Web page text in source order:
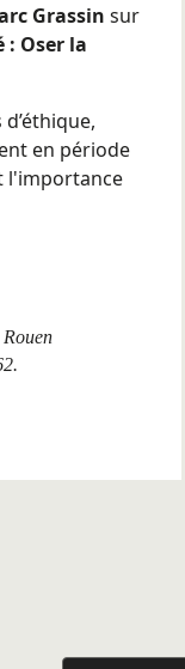
Grassin sur
: Oser la
en période
l'importance